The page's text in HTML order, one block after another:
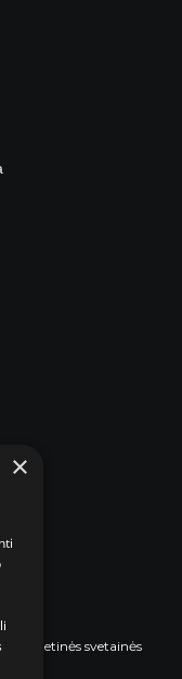
Internetinės svetainės
×